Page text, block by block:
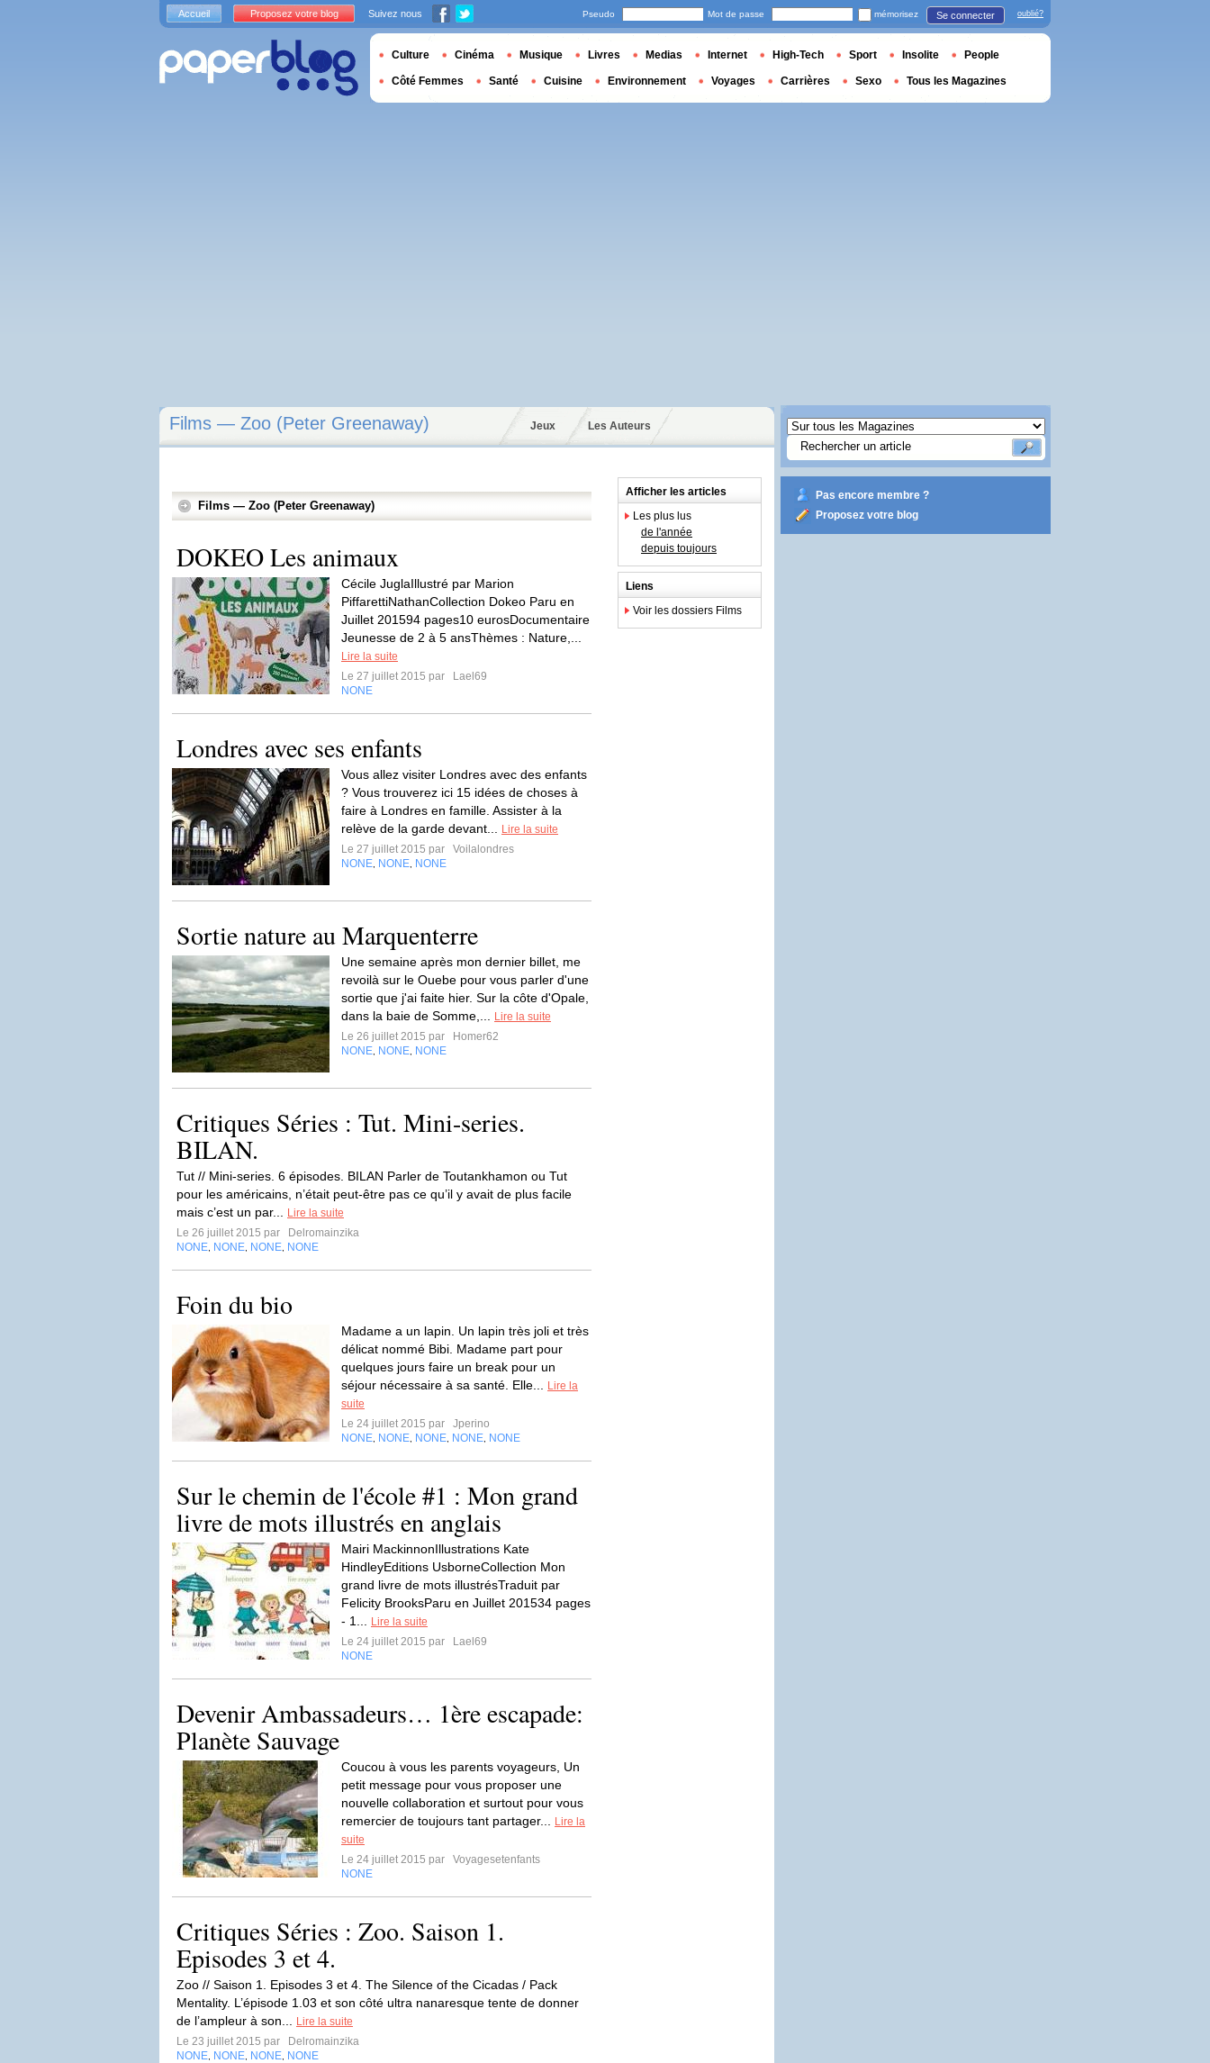
Films — Zoo (Peter Greenaway) Jeux Les Auteurs
Films — Zoo (Peter Greenaway)
DOKEO Les animaux
Cécile JuglaIllustré par Marion
PiffarettiNathanCollection Dokeo Paru en
Juillet 201594 pages10 eurosDocumentaire
Jeunesse de 2 à 5 ansThèmes : Nature,...
Lire la suite
Le 27 juillet 2015 par
Lael69
NONE
Londres avec ses enfants
Vous allez visiter Londres avec des enfants
? Vous trouverez ici 15 idées de choses à
faire à Londres en famille. Assister à la
relève de la garde devant...
Lire la suite
Le 27 juillet 2015 par
Voilalondres
NONE NONE NONE
Sortie nature au Marquenterre
Une semaine après mon dernier billet, me
revoilà sur le Ouebe pour vous parler d'une
sortie que j'ai faite hier. Sur la côte d'Opale,
dans la baie de Somme,...
Lire la suite
Le 26 juillet 2015 par
Homer62
NONE NONE NONE
Critiques Séries : Tut. Mini-series.
BILAN.
Tut // Mini-series. 6 épisodes. BILAN Parler de Toutankhamon ou Tut
pour les américains, n’était peut-être pas ce qu’il y avait de plus facile
mais c’est un par...
Lire la suite
Le 26 juillet 2015 par
Delromainzika
NONE NONE NONE NONE
Foin du bio
Madame a un lapin. Un lapin très joli et très
délicat nommé Bibi. Madame part pour
quelques jours faire un break pour un
séjour nécessaire à sa santé. Elle...
Lire la
suite
Le 24 juillet 2015 par
Jperino
NONE NONE NONE NONE NONE
Sur le chemin de l'école #1 : Mon grand
livre de mots illustrés en anglais
Mairi MackinnonIllustrations Kate
HindleyEditions UsborneCollection Mon
grand livre de mots illustrésTraduit par
Felicity BrooksParu en Juillet 201534 pages
- 1...
Lire la suite
Le 24 juillet 2015 par
Lael69
NONE
Devenir Ambassadeurs… 1ère escapade:
Planète Sauvage
Coucou à vous les parents voyageurs, Un
petit message pour vous proposer une
nouvelle collaboration et surtout pour vous
remercier de toujours tant partager...
Lire la
suite
Le 24 juillet 2015 par
Voyagesetenfants
NONE
Critiques Séries : Zoo. Saison 1.
Episodes 3 et 4.
Zoo // Saison 1. Episodes 3 et 4. The Silence of the Cicadas / Pack
Mentality. L’épisode 1.03 et son côté ultra nanaresque tente de donner
de l’ampleur à son...
Lire la suite
Le 23 juillet 2015 par
Delromainzika
NONE NONE NONE NONE
Afficher les articles
Les plus lus
de l'année
depuis toujours
Liens
Voir les dossiers Films
Pas encore membre ?
Proposez votre blog
Accueil Proposez votre blog Suivez nous Pseudo Mot de passe mémorisez Se connecter oublié?
Culture Cinéma Musique Livres Medias Internet High-Tech Sport Insolite People
Côté Femmes Santé Cuisine Environnement Voyages Carrières Sexo Tous les Magazines